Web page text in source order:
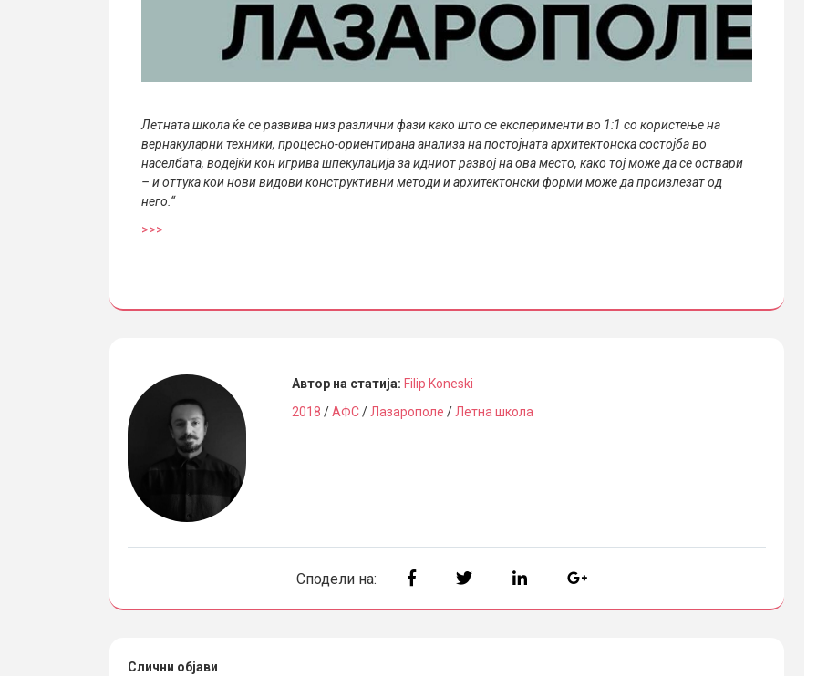
Летната школа ќе се развива низ различни фази како што се експерименти во 1:1 со користење на
вернакуларни техники, процесно-ориентирана анализа на постојната архитектонска состојба во
населбата, водејќи кон игрива шпекулација за идниот развој на ова место, како тој може да се оствари
– и оттука кои нови видови конструктивни методи и архитектонски форми може да произлезат од
него.“
>>>
Автор на статија: Filip Koneski
2018 /АФС/ Лазарополе / Летна школа
Сподели на:
Слични објави